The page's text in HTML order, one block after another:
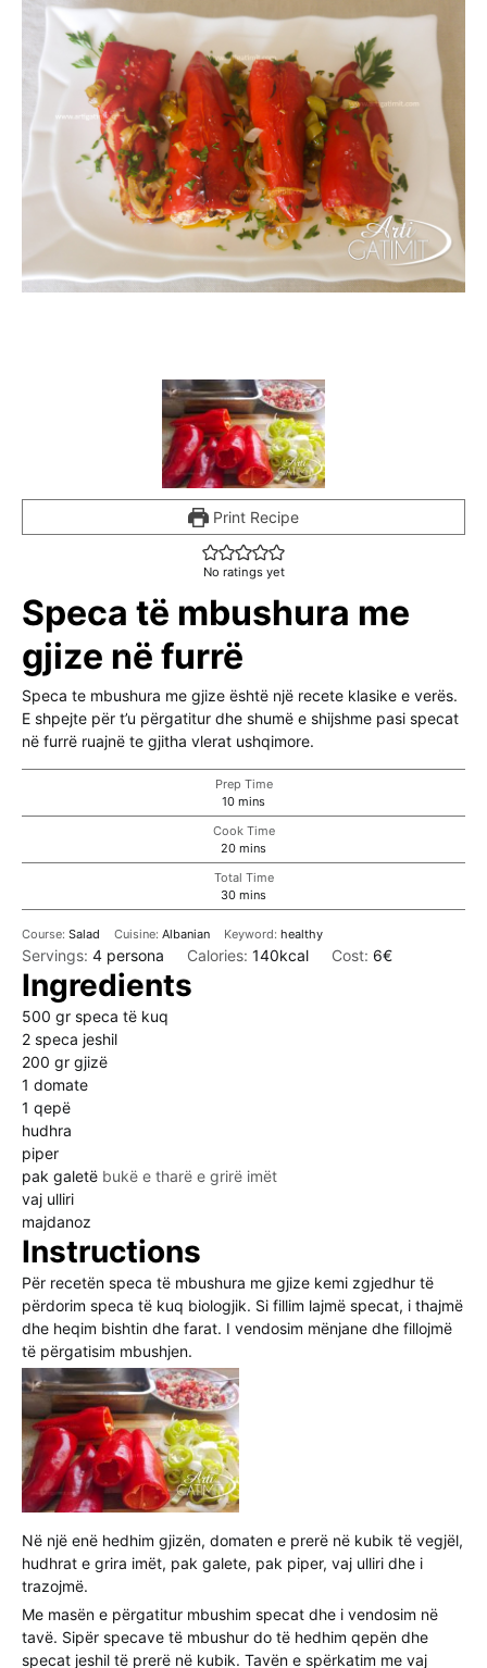
Print Recipe
No ratings yet
Speca të mbushura me
gjize në furrë
Speca te mbushura me gjize është një recete klasike e verës.
E shpejte për t’u përgatitur dhe shumë e shijshme pasi specat
në furrë ruajnë te gjitha vlerat ushqimore.
Prep Time
10minutes
mins
Cook Time
20minutes
mins
Total Time
30minutes
mins
Course: Salad Cuisine:Albanian Keyword:healthy
Servings: 4 persona Calories: 140kcal Cost: 6€
Ingredients
500 gr speca të kuq
2 speca jeshil
200 gr gjizë
1 domate
1 qepë
hudhra
piper
pak galetë bukë e tharë e grirë imët
vaj ulliri
majdanoz
Instructions
Për recetën speca të mbushura me gjize kemi zgjedhur të
përdorim speca të kuq biologjik. Si fillim lajmë specat, i thajmë
dhe heqim bishtin dhe farat. I vendosim mënjane dhe fillojmë
të përgatisim mbushjen.
Në një enë hedhim gjizën, domaten e prerë në kubik të vegjël,
hudhrat e grira imët, pak galete, pak piper, vaj ulliri dhe i
trazojmë.
Me masën e përgatitur mbushim specat dhe i vendosim në
tavë. Sipër specave të mbushur do të hedhim qepën dhe
specat jeshil të prerë në kubik. Tavën e spërkatim me vaj